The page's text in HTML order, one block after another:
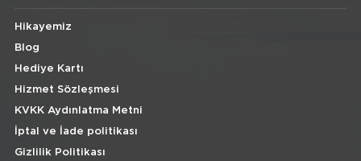
Hikayemiz
Blog
Hediye Kartı
Hizmet Sözleşmesi
KVKK Aydınlatma Metni
İptal ve İade politikası
Gizlilik Politikası